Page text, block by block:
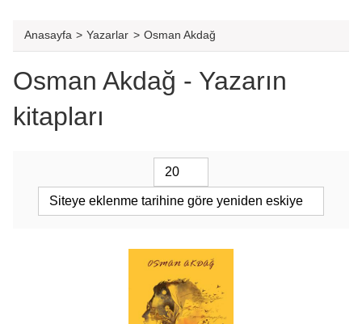
Anasayfa > Yazarlar > Osman Akdağ
Osman Akdağ - Yazarın
kitapları